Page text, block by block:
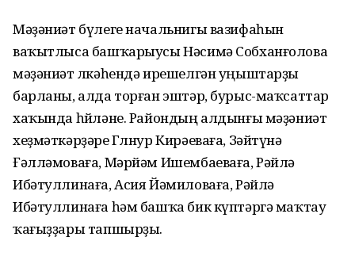
Мәҙәниәт бүлеге начальнигы вазифаһын
ваҡытлыса башҡарыусы Нәсимә Собханғолова
мәҙәниәт өлкәһендә ирешелгән уңыштарҙы
барланы, алда торған эштәр, бурыс-маҡсаттар
хаҡында һөйләне. Райондың алдынғы мәҙәниәт
хеҙмәткәрҙәре Гөлнур Кирәеваға, Зәйтүнә
Ғәлләмоваға, Мәрйәм Ишембаеваға, Рәйлә
Ибәтуллинаға, Асия Йәмиловаға, Рәйлә
Ибәтуллинаға һәм башҡа бик күптәргә маҡтау
ҡағыҙҙары тапшырҙы.